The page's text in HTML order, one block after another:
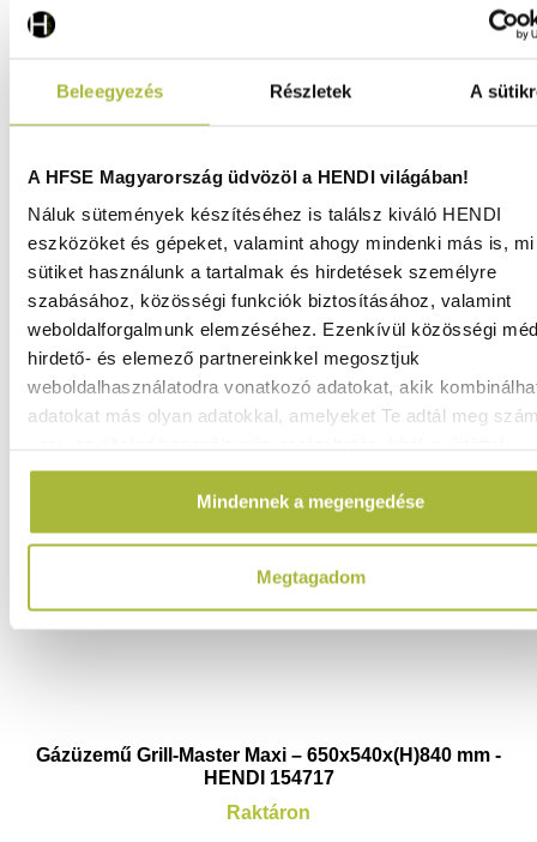
Beleegyezés Részletek A
A HFSE Magyarország üdvözöl a HENDI világában!
Náluk sütemények készítéséhez is találsz kiváló HENDI
eszközöket és gépeket, valamint ahogy mindenki más is,
sütiket használunk a tartalmak és hirdetések személyre
szabásához, közösségi funkciók biztosításához, valamint
weboldalforgalmunk elemzéséhez. Ezenkívül közösségi
hirdető- és elemező partnereinkkel megosztjuk
weboldalhasználatodra vonatkozó adatokat, akik
adatokat más olyan adatokkal, amelyeket Te adtál meg
Mindennek a megengedése
Megtagadom
Roast-Master Masszív kialakítás – 650x540x(H)840 mm -
122.790
(96.685Ft+ ÁFA)
KOSÁRBA
Gázüzemű Grill-Master Maxi – 650x540x(H)840 mm -
HENDI 154717
Raktáron